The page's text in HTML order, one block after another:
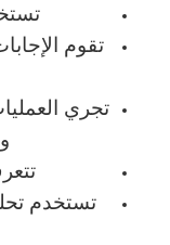
تقوم
تجري
تستخدم